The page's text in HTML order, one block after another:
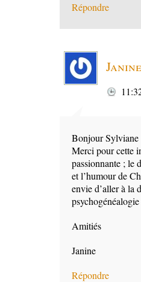
Répondre
Bonjour Sylviane
Merci pour cette
passionnante ; le
et l’humour de
envie d’aller à la
psychogénéalogie
Amitiés
Janine
Répondre